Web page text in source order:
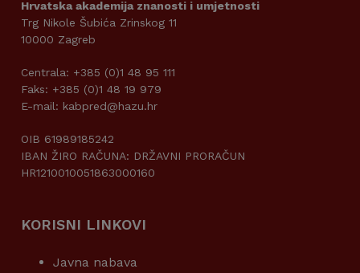
Hrvatska akademija znanosti i umjetnosti
Trg Nikole Šubića Zrinskog 11
10000 Zagreb
Centrala: +385 (0)1 48 95 111
Faks: +385 (0)1 48 19 979
E-mail: kabpred@hazu.hr
OIB 61989185242
IBAN ŽIRO RAČUNA: DRŽAVNI PRORAČUN
HR1210010051863000160
KORISNI LINKOVI
Javna nabava